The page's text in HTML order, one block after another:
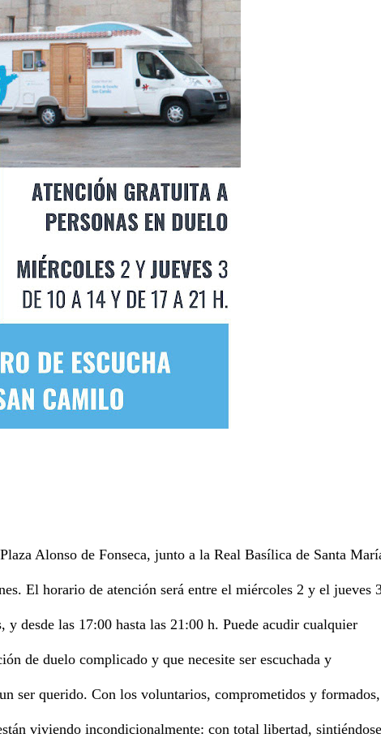
Alonso de Fonseca, junto a la Real Basílica de Santa
El horario de atención será entre el miércoles 2 y el jueves
y desde las 17:00 hasta las 21:00 h. Puede acudir cualquier
de duelo complicado y que necesite ser escuchada y
ser querido. Con los voluntarios, comprometidos y formados,
viviendo incondicionalmente: con total libertad, sintiéndose